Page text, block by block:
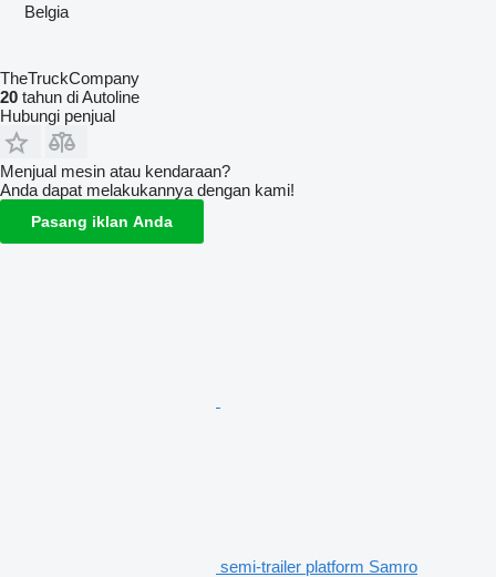
Belgia
TheTruckCompany
20 tahun di Autoline
Hubungi penjual
Menjual mesin atau kendaraan?
Anda dapat melakukannya dengan kami!
Pasang iklan Anda
semi-trailer platform Samro